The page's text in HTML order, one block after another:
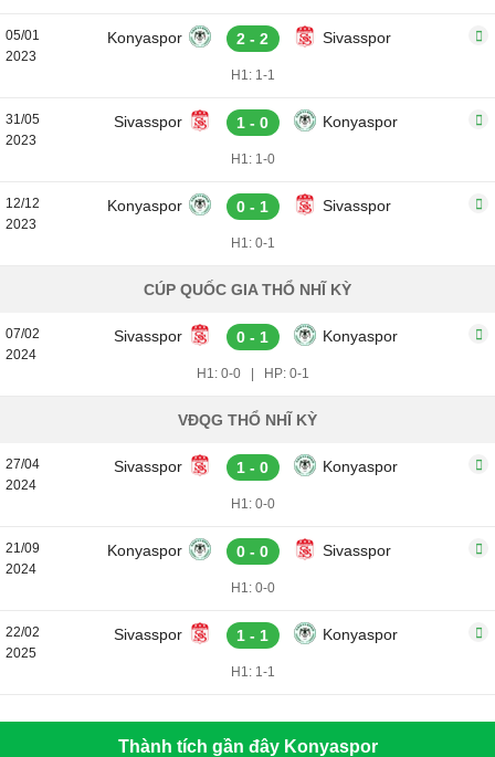
05/01
2023
Konyaspor 2 - 2 Sivasspor
H1: 1-1
31/05
2023
Sivasspor 1 - 0 Konyaspor
H1: 1-0
12/12
2023
Konyaspor 0 - 1 Sivasspor
H1: 0-1
CÚP QUỐC GIA THỔ NHĨ KỲ
07/02
2024
Sivasspor 0 - 1 Konyaspor
H1: 0-0 HP: 0-1
VĐQG THỔ NHĨ KỲ
27/04
2024
Sivasspor 1 - 0 Konyaspor
H1: 0-0
21/09
2024
Konyaspor 0 - 0 Sivasspor
H1: 0-0
22/02
2025
Sivasspor 1 - 1 Konyaspor
H1: 1-1
Thành tích gần đây Konyaspor